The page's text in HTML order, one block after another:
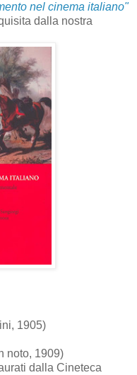
nel cinema italiano"
dalla nostra
1905)
noto, 1909)
dalla Cineteca